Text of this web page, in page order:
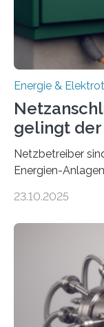
Ministerium für
Energie &
gelingt der
Netzbetreiber
Energien-
ermöglichen.
einem
neuen Bericht
Rolle von
Netzanschluss
(EE-Anlagen) ist
23.10.2025